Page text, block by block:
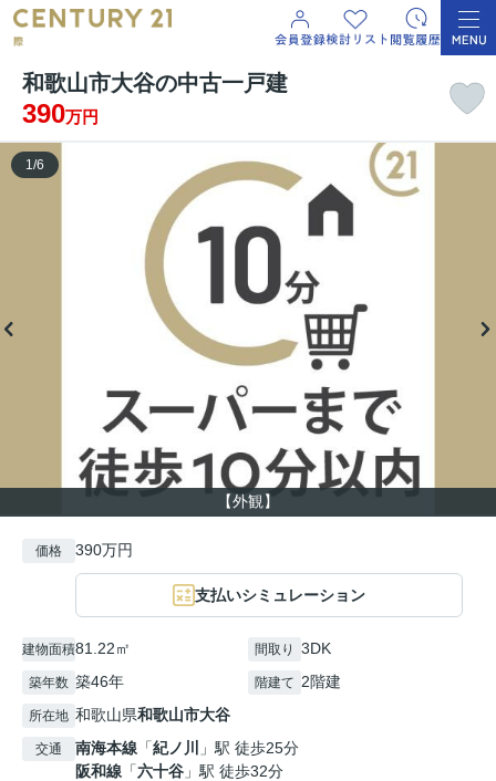
和歌山市大谷の中古一戸建
390万円
【外観】
1/6
価格 390万円
支払いシミュレーション
建物面積81.22㎡ 間取り 3DK
築年数 築46年 階建て 2階建
所在地 和歌山県和歌山市大谷
交通 南海本線 「紀ノ川
」駅 徒歩25分
阪和線 「六十谷 」駅 徒歩32分